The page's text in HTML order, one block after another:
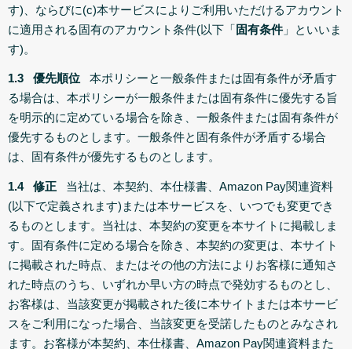
す)、ならびに(c)本サービスによりご利用いただけるアカウント
に適用される固有のアカウント条件(以下「固有条件」といいま
す)。
1.3 優先順位 本ポリシーと一般条件または固有条件が矛盾す
る場合は、本ポリシーが一般条件または固有条件に優先する旨
を明示的に定めている場合を除き、一般条件または固有条件が
優先するものとします。一般条件と固有条件が矛盾する場合
は、固有条件が優先するものとします。
1.4 修正 当社は、本契約、本仕様書、Amazon Pay関連資料
(以下で定義されます)または本サービスを、いつでも変更でき
るものとします。当社は、本契約の変更を本サイトに掲載しま
す。固有条件に定める場合を除き、本契約の変更は、本サイト
に掲載された時点、またはその他の方法によりお客様に通知さ
れた時点のうち、いずれか早い方の時点で発効するものとし、
お客様は、当該変更が掲載された後に本サイトまたは本サービ
スをご利用になった場合、当該変更を受諾したものとみなされ
ます。お客様が本契約、本仕様書、Amazon Pay関連資料また